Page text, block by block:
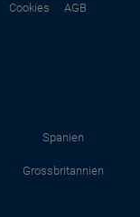
Cookies AGB
Spanien
Grossbritannien